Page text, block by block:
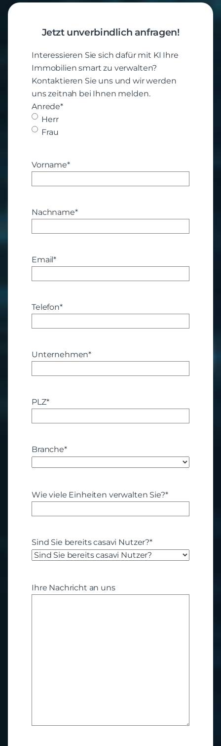
Jetzt unverbindlich anfragen!
Interessieren Sie sich dafür mit KI Ihre
Immobilien smart zu verwalten?
Kontaktieren Sie uns und wir werden
uns zeitnah bei Ihnen melden.
Anrede*
Herr
Frau
Vorname*
Nachname*
Email*
Telefon*
Unternehmen*
PLZ*
Branche*
Wie viele Einheiten verwalten Sie?*
Sind Sie bereits casavi Nutzer?*
Ihre Nachricht an uns